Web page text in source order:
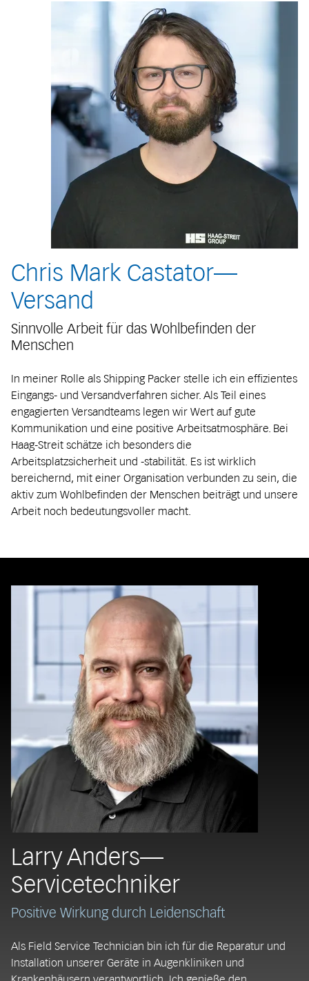
Chris Mark Castator—
Versand
Sinnvolle Arbeit für das Wohlbefinden der
Menschen
In meiner Rolle als Shipping Packer stelle ich ein effizientes
Eingangs- und Versandverfahren sicher. Als Teil eines
engagierten Versandteams legen wir Wert auf gute
Kommunikation und eine positive Arbeitsatmosphäre. Bei
Haag-Streit schätze ich besonders die
Arbeitsplatzsicherheit und -stabilität. Es ist wirklich
bereichernd, mit einer Organisation verbunden zu sein, die
aktiv zum Wohlbefinden der Menschen beiträgt und unsere
Arbeit noch bedeutungsvoller macht.
Larry Anders—
Servicetechniker
Positive Wirkung durch Leidenschaft
Als Field Service Technician bin ich für die Reparatur und
Installation unserer Geräte in Augenkliniken und